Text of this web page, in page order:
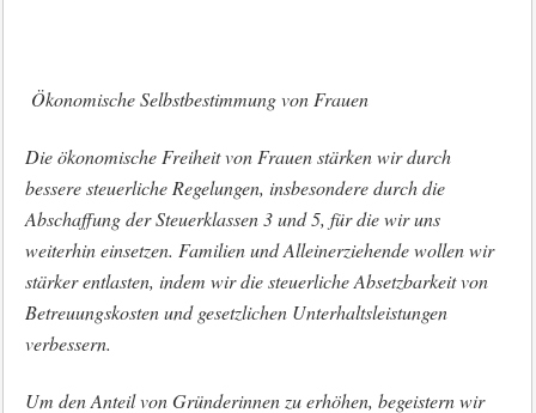
Ökonomische Selbstbestimmung von Frauen
Die ökonomische Freiheit von Frauen stärken wir durch
bessere steuerliche Regelungen, insbesondere durch die
Abschaffung der Steuerklassen 3 und 5, für die wir uns
weiterhin einsetzen. Familien und Alleinerziehende wollen wir
stärker entlasten, indem wir die steuerliche Absetzbarkeit von
Betreuungskosten und gesetzlichen Unterhaltsleistungen
verbessern.
Um den Anteil von Gründerinnen zu erhöhen, begeistern wir